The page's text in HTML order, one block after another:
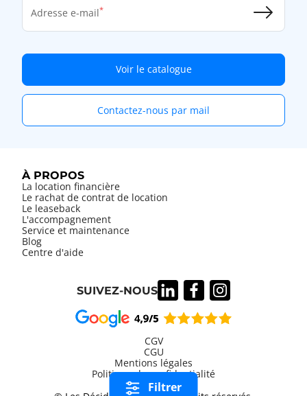
Filtrer
Adresse e-mail
Voir le catalogue
Contactez-nous par mail
À PROPOS
La location financière
Le rachat de contrat de location
Le leaseback
L'accompagnement
Service et maintenance
Blog
Centre d'aide
SUIVEZ-NOUS
Information
légales
CGV
CGU
Mentions légales
Politique de confidentialité